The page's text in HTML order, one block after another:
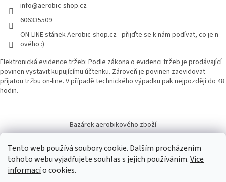
Tento web používá soubory cookie. Dalším procházením
tohoto webu vyjadřujete souhlas s jejich používáním.Více
informacío cookies.
info@aerobic-shop.cz
606335509
ON-LINE stánek Aerobic-shop.cz - přijďte se k nám podívat, co je n
ového :)
Elektronická evidence tržeb: Podle zákona o evidenci tržeb je prodávající
povinen vystavit kupujícímu účtenku. Zároveň je povinen zaevidovat
přijatou tržbu on-line. V případě technického výpadku pak nejpozději do 48
hodin.
Bazárek aerobikového zboží